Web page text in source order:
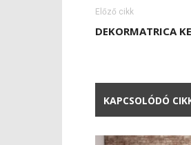
Előző cikk
DEKORMATRICA
KAPCSOLÓDÓ